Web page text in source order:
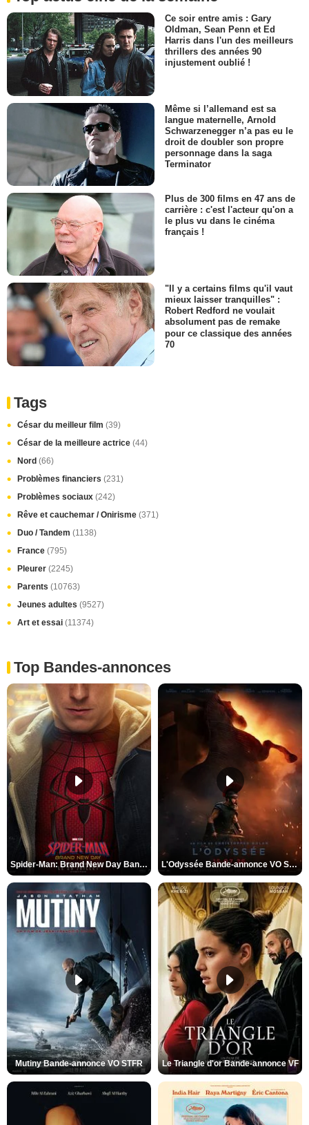
Ce soir entre amis : Gary
Oldman, Sean Penn et Ed
Harris dans l'un des meilleurs
thrillers des années 90
injustement oublié !
Même si l’allemand est sa
langue maternelle, Arnold
Schwarzenegger n’a pas eu le
droit de doubler son propre
personnage dans la saga
Terminator
Plus de 300 films en 47 ans de
carrière : c'est l'acteur qu'on a
le plus vu dans le cinéma
français !
"Il y a certains films qu'il vaut
mieux laisser tranquilles" :
Robert Redford ne voulait
absolument pas de remake
pour ce classique des années
70
Tags
César du meilleur film (39)
César de la meilleure actrice (44)
Nord (66)
Problèmes financiers (231)
Problèmes sociaux (242)
Rêve et cauchemar / Onirisme (371)
Duo / Tandem (1138)
France (795)
Pleurer (2245)
Parents (10763)
Jeunes adultes (9527)
Art et essai (11374)
Top Bandes-annonces
Spider-Man: Brand New Day Bande-annonce VO STFR L'Odyssée Bande-annonce VO STFR
Mutiny Bande-annonce VO STFR Le Triangle d'or Bande-annonce VF